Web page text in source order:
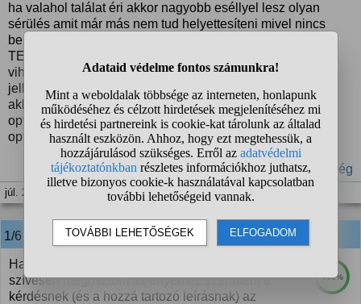
ha valahol találat éri akkor nagyobb eséllyel lesz olyan
sérülés amit már más nem tud helyettesíteni mivel nincs
benne ismétlődés. De mégis Petőfi FÖLTÁMADOTT A
TENGER...c. versében fordítva írja. Arra utal hogy a
viharban lévő gálya törékenyebb ami a felső réteget
jelképezi mint a nép a víz. És nem tudom eldönteni hogy
akkor hogy is van. Szerintetek a kezdetlegesebb de
optimálisabb tudás a törékenyebb vagy a fejlett kevésbé
optimális ?
#nép #Petőfi #tudás #törékenység
júl. 2. 00:48
1/6 sadam87 válasza:
100%
Ha már így a véleményünkre vagy kíváncsi, én
szívesen megosztom az enyémet: szerintem a
kérdésnek (és a hozzá tartozó leírásnak) az